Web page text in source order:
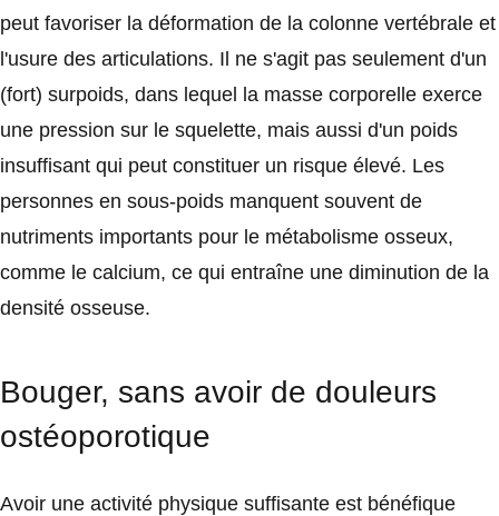
peut favoriser la déformation de la colonne vertébrale et
l'usure des articulations. Il ne s'agit pas seulement d'un
(fort) surpoids, dans lequel la masse corporelle exerce
une pression sur le squelette, mais aussi d'un poids
insuffisant qui peut constituer un risque élevé. Les
personnes en sous-poids manquent souvent de
nutriments importants pour le métabolisme osseux,
comme le calcium, ce qui entraîne une diminution de la
densité osseuse.
Bouger, sans avoir de douleurs
ostéoporotique
Avoir une activité physique suffisante est bénéfique